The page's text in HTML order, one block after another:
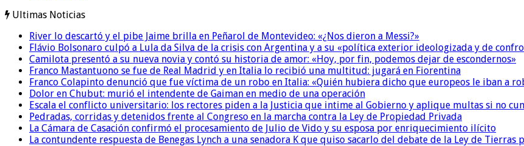
Ultimas Noticias
River lo descartó y el pibe Jaime brilla en Peñarol de Montevideo: «¿Nos dieron a Messi?»
Flávio Bolsonaro culpó a Lula da Silva de la crisis con Argentina y a su «política exterior ideologizada y de
Camilota presentó a su nueva novia y contó su historia de amor: «Hoy, por fin, podemos dejar de escondernos»
Franco Mastantuono se fue de Real Madrid y en Italia lo recibió una multitud: jugará en Fiorentina
Franco Colapinto denunció que fue víctima de un robo en Italia: «Quién hubiera dicho que europeos le iban a
Dolor en Chubut: murió el intendente de Gaiman en medio de una operación
Escala el conflicto universitario: los rectores piden a la Justicia que intime al Gobierno y aplique multas si no
Pedradas, corridas y detenidos frente al Congreso en la marcha contra la Ley de Propiedad Privada
La Cámara de Casación confirmó el procesamiento de Julio de Vido y su esposa por enriquecimiento ilícito
La contundente respuesta de Benegas Lynch a una senadora K que quiso sacarlo del debate de la Ley de